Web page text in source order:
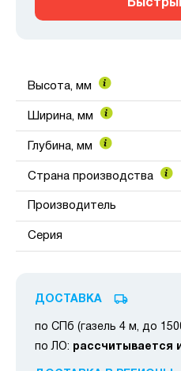
Высота, мм
Ширина, мм
Глубина, мм
Страна производства
Производитель
Серия
ДОСТАВКА
по СПб (газель 4 м, до
по ЛО: рассчитывается